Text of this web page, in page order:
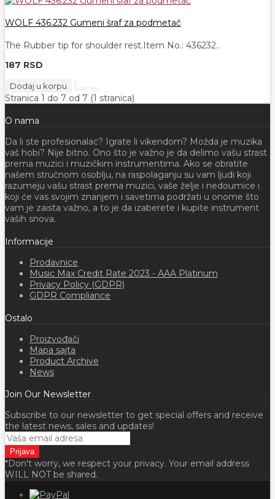
WOLF 436.232 Gumeni šraf za podmetač
The Rubber tip for shoulder rest.Item No.: 436232..
187 RSD
Dodaj u korpu
Stranica 1 do 7 od 7 (1 stranica)
O nama
Da li ste profesionalac? Igrate li vikendom? Možda je muzika
vaš hobi? Nije bitno. Ono što je važno je da delimo vašu strast
prema muzici i muzičkim instrumentima. Ako se obratite
našem stručnom osoblju, na raspolaganju su vam ljudi koji
razumeju vašu strast prema muzici, vaše želje i nedoumice i
koji će vas svojim znanjem i savetima podržati u onome što
vam je zaista važno, a to je da izaberete i kupite instrument
vaših snova.
Informacije
Prodavnice
Music Max Credit Rate 2023 - AAA Platinum
Privacy Policy (GDPR)
GDPR Compliance
Ostalo
Proizvođači
Mapa sajta
Product Archive
News
Join Our Newsletter
Subscribe to our newsletter to get special offers and receive
the latest news, sales and updates!
*Don't worry, we respect your privacy. Your email address
WILL NOT be shared.